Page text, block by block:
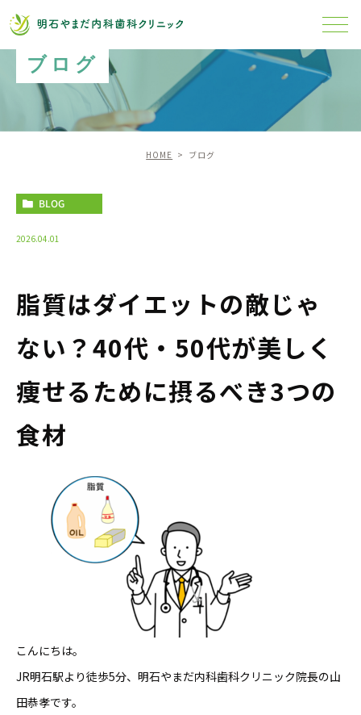
ブログ
HOME ブログ
BLOG
2026.04.01
脂質はダイエットの敵じゃ
ない？40代・50代が美しく
痩せるために摂るべき3つの
食材
こんにちは。
JR明石駅より徒歩5分、明石やまだ内科歯科クリニック院長の山
田恭孝です。